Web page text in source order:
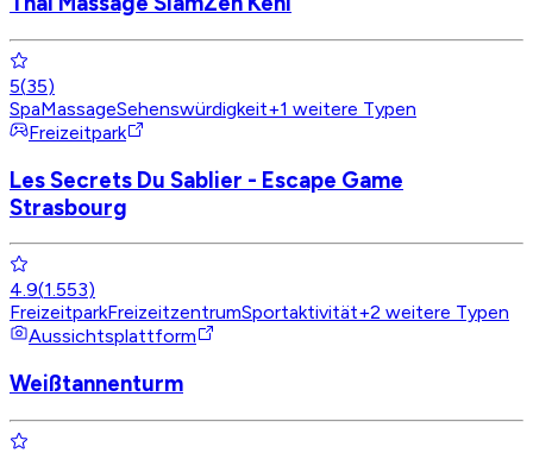
5(35)
SpaMassageSehenswürdigkeit+1 weitere Typen
Freizeitpark
Les Secrets Du Sablier - Escape Game
Strasbourg
4.9(1.553)
FreizeitparkFreizeitzentrumSportaktivität+2 weitere Typen
Aussichtsplattform
Weißtannenturm